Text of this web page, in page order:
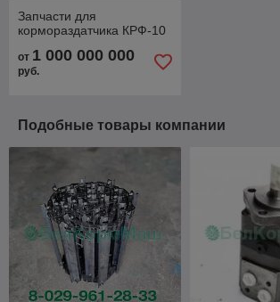
Запчасти для
кормораздатчика КРФ-10
от 1 000 000 000
руб.
Подобные товары компании